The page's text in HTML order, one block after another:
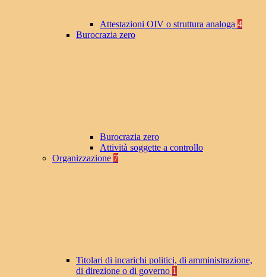
Attestazioni OIV o struttura analoga 4
Burocrazia zero
Burocrazia zero
Attività soggette a controllo
Organizzazione 7
Titolari di incarichi politici, di amministrazione,
di direzione o di governo 1